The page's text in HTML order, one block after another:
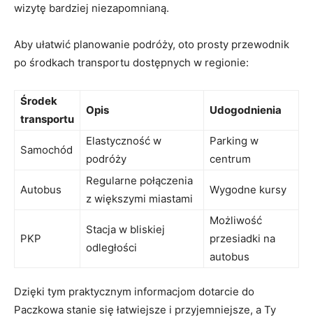
wizytę bardziej niezapomnianą.
Aby ułatwić planowanie‍ podróży, oto ⁤prosty⁣ przewodnik
po środkach transportu dostępnych⁢ w regionie:
Środek
transportu
Opis Udogodnienia
Samochód
Elastyczność‍ w
podróży
Parking w‍
centrum
Autobus
Regularne połączenia
z większymi ⁣miastami
Wygodne ⁤kursy
PKP
Stacja⁤ w bliskiej
odległości
Możliwość
przesiadki na
autobus
Dzięki tym⁢ praktycznym informacjom dotarcie do
Paczkowa stanie się łatwiejsze i przyjemniejsze, a ⁣Ty